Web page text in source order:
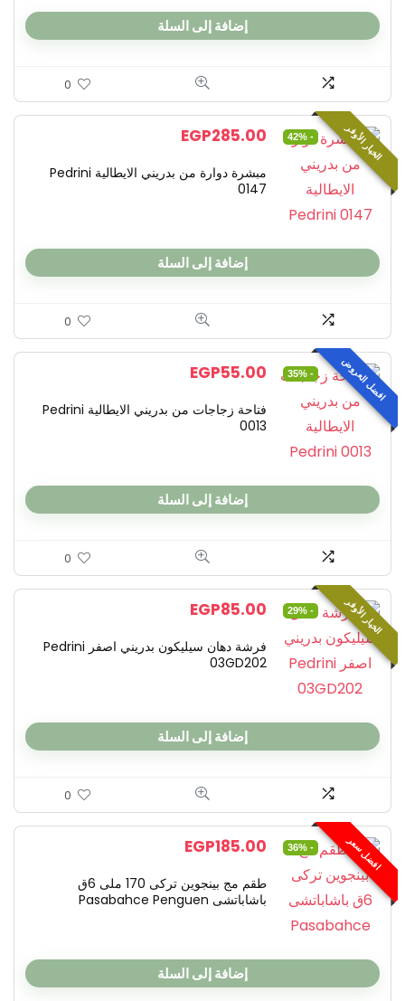
إضافة إلى السلة
0
الخيار الأوفر - 42%
EGP285.00
مبشرة دوارة من بدريني الايطالية Pedrini
0147
إضافة إلى السلة
0
افضل العروض - 35%
EGP55.00
فتاحة زجاجات من بدريني الايطالية Pedrini
0013
إضافة إلى السلة
0
الخيار الأوفر - 29%
EGP85.00
فرشة دهان سيليكون بدريني اصفر Pedrini
03GD202
إضافة إلى السلة
0
افضل سعر - 36%
EGP185.00
طقم مج بينجوين تركى 170 ملى 6ق
باشاباتشى Pasabahce Penguen
إضافة إلى السلة